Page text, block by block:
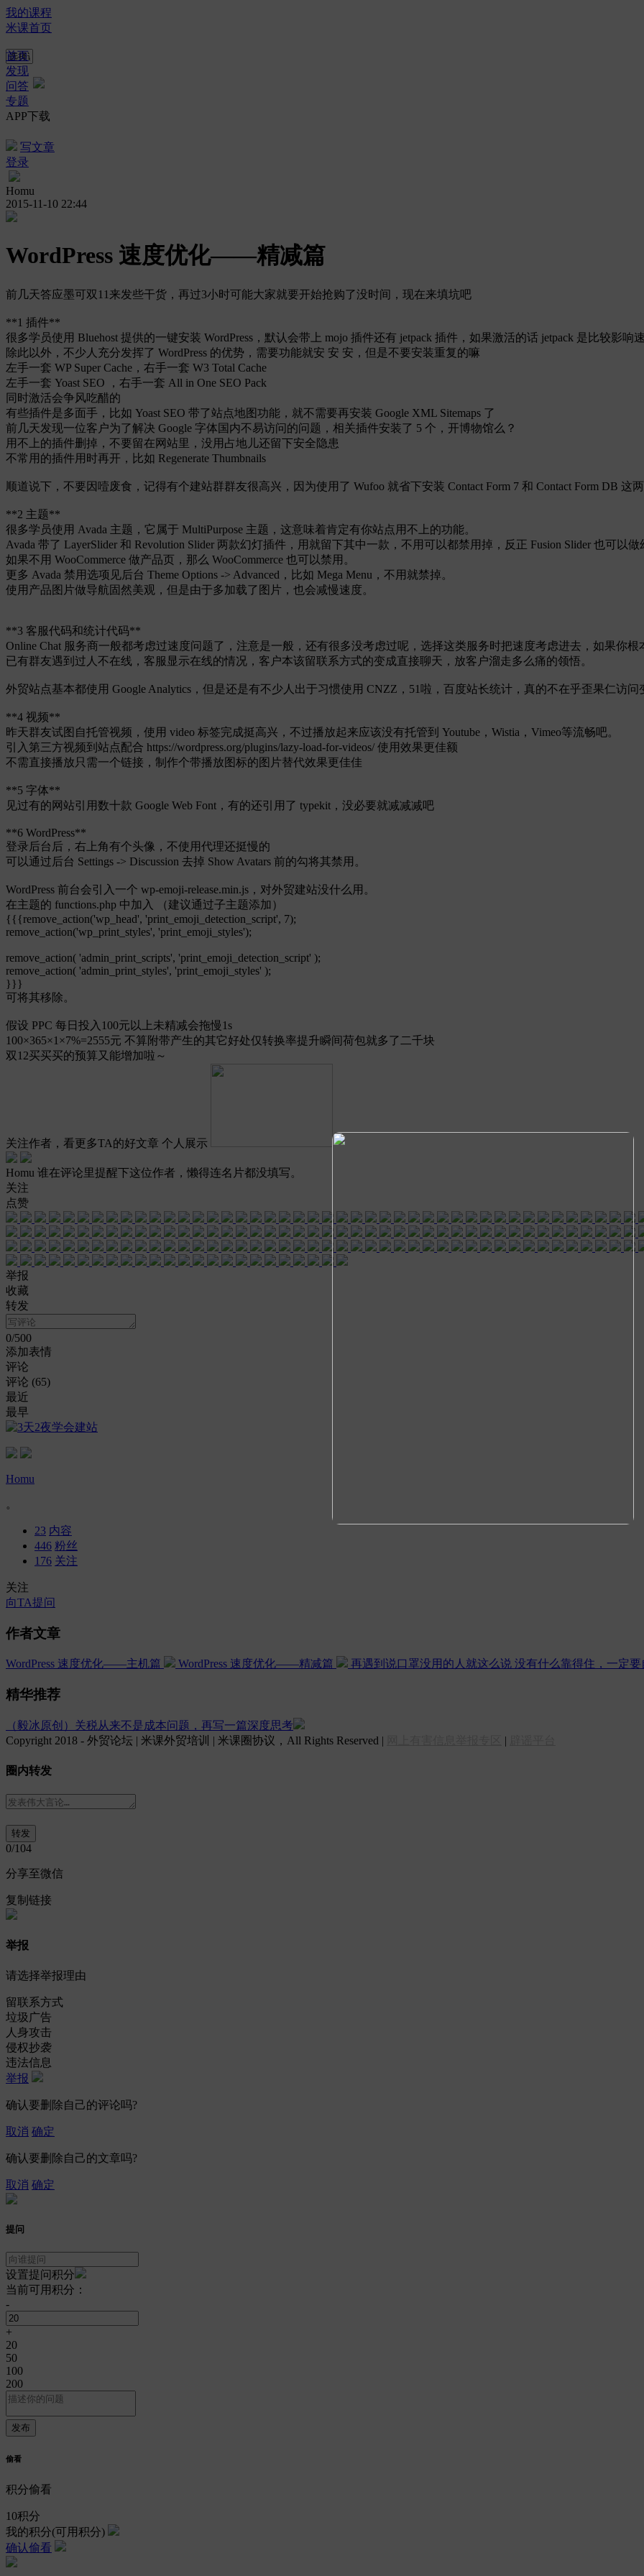
我的课程
米课首页
首页
发现
问答
专题
APP下载
写文章
登录
Homu
2015-11-10 22:44
WordPress 速度优化——精减篇
前几天答应墨可双11来发些干货，再过3小时可能大家就要开始抢购了没时间，现在来填坑吧
**1 插件**
很多学员使用 Bluehost 提供的一键安装 WordPress，默认会带上 mojo 插件还有 jetpack 插件，如果激活的话 jetpack 是比较影响
除此以外，不少人充分发挥了 WordPress 的优势，需要功能就安 安 安，但是不要安装重复的嘛
左手一套 WP Super Cache，右手一套 W3 Total Cache
左手一套 Yoast SEO ，右手一套 All in One SEO Pack
同时激活会争风吃醋的
有些插件是多面手，比如 Yoast SEO 带了站点地图功能，就不需要再安装 Google XML Sitemaps 了
前几天发现一位客户为了解决 Google 字体国内不易访问的问题，相关插件安装了 5 个，开博物馆么？
用不上的插件删掉，不要留在网站里，没用占地儿还留下安全隐患
不常用的插件用时再开，比如 Regenerate Thumbnails
顺道说下，不要因噎废食，记得有个建站群群友很高兴，因为使用了 Wufoo 就省下安装 Contact Form 7 和 Contact Form DB 这
**2 主题**
很多学员使用 Avada 主题，它属于 MultiPurpose 主题，这意味着肯定有你站点用不上的功能。
Avada 带了 LayerSlider 和 Revolution Slider 两款幻灯插件，用就留下其中一款，不用可以都禁用掉，反正 Fusion Slider 也可以做
如果不用 WooCommerce 做产品页，那么 WooCommerce 也可以禁用。
更多 Avada 禁用选项见后台 Theme Options -> Advanced，比如 Mega Menu，不用就禁掉。
使用产品图片做导航固然美观，但是由于多加载了图片，也会减慢速度。
**3 客服代码和统计代码**
Online Chat 服务商一般都考虑过速度问题了，注意是一般，还有很多没考虑过呢，选择这类服务时把速度考虑进去，如果你
已有群友遇到过人不在线，客服显示在线的情况，客户本该留联系方式的变成直接聊天，放客户溜走多么痛的领悟。
外贸站点基本都使用 Google Analytics，但是还是有不少人出于习惯使用 CNZZ，51啦，百度站长统计，真的不在乎歪果仁访问
**4 视频**
昨天群友试图自托管视频，使用 video 标签完成挺高兴，不过播放起来应该没有托管到 Youtube，Wistia，Vimeo等流畅吧。
引入第三方视频到站点配合 https://wordpress.org/plugins/lazy-load-for-videos/ 使用效果更佳额
不需直接播放只需一个链接，制作个带播放图标的图片替代效果更佳佳
**5 字体**
见过有的网站引用数十款 Google Web Font，有的还引用了 typekit，没必要就减减减吧
**6 WordPress**
登录后台后，右上角有个头像，不使用代理还挺慢的
可以通过后台 Settings -> Discussion 去掉 Show Avatars 前的勾将其禁用。
WordPress 前台会引入一个 wp-emoji-release.min.js，对外贸建站没什么用。
在主题的 functions.php 中加入 （建议通过子主题添加）
{{{remove_action('wp_head', 'print_emoji_detection_script', 7);
remove_action('wp_print_styles', 'print_emoji_styles');
remove_action( 'admin_print_scripts', 'print_emoji_detection_script' );
remove_action( 'admin_print_styles', 'print_emoji_styles' );
}}}
可将其移除。
假设 PPC 每日投入100元以上未精减会拖慢1s
100×365×1×7%=2555元 不算附带产生的其它好处仅转换率提升瞬间荷包就多了二千块
双12买买买的预算又能增加啦～
关注作者，看更多TA的好文章 个人展示
Homu 谁在评论里提醒下这位作者，懒得连名片都没填写。
关注
点赞
举报
收藏
转发
0/500
添加表情
评论
评论 (65)
最近
最早
Homu
。
23 内容
446 粉丝
176 关注
关注
向TA提问
作者文章
WordPress 速度优化——主机篇 WordPress 速度优化——精减篇 再遇到说口罩没用的人就这么说 没有什么靠得住，一定要
精华推荐
（毅冰原创）关税从来不是成本问题，再写一篇深度思考
Copyright 2018 - 外贸论坛 | 米课外贸培训 | 米课圈协议，All Rights Reserved |
|
圈内转发
0/104
分享至微信
复制链接
举报
请选择举报理由
留联系方式
垃圾广告
人身攻击
侵权抄袭
违法信息
举报
确认要删除自己的评论吗?
取消 确定
确认要删除自己的文章吗?
取消 确定
提问
设置提问积分
当前可用积分：
-
+
20
50
100
200
偷看
积分偷看
10积分
我的积分(可用积分)
确认偷看